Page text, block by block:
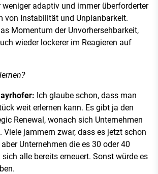
adaptiv und immer überforderter
von Instabilität und Unplanbarkeit.
Momentum der Unvorhersehbarkeit,
wieder lockerer im Reagieren auf
Ich glaube schon, dass man
weit erlernen kann. Es gibt ja den
Renewal, wonach sich Unternehmen
Viele jammern zwar, dass es jetzt schon
Unternehmen die es 30 oder 40
alle bereits erneuert. Sonst würde es